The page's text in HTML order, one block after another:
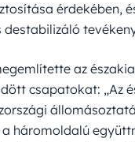
érdekében,
destabilizáló
az
csapatokat: „Az
háromoldalú